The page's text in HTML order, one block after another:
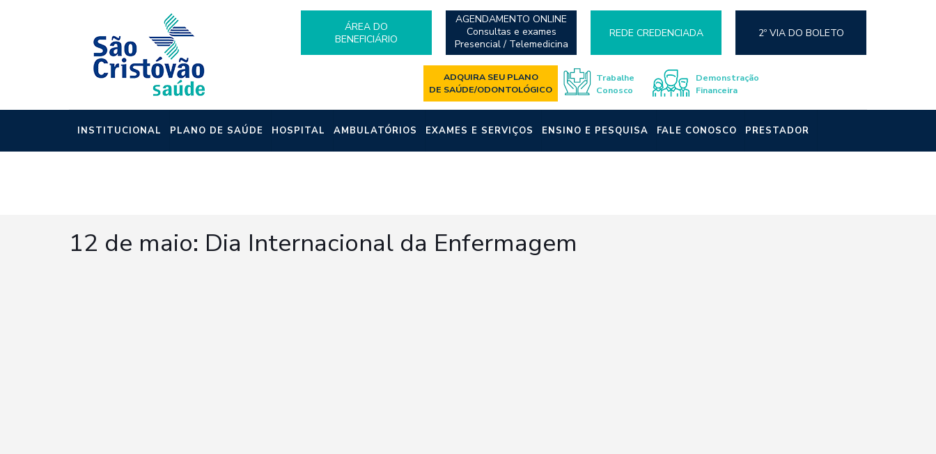
ÁREA DO
BENEFICIÁRIO
AGENDAMENTO ONLINE
Consultas e exames
Presencial / Telemedicina
REDE CREDENCIADA 2º VIA DO BOLETO
ADQUIRA SEU PLANO
DE SAÚDE/ODONTOLÓGICO
Trabalhe
Conosco
Demonstração
Financeira
INSTITUCIONAL PLANO DE SAÚDE HOSPITAL AMBULATÓRIOS EXAMES E SERVIÇOS ENSINO E PESQUISA FALE CONOSCO PRESTADOR
12 de maio: Dia Internacional da Enfermagem